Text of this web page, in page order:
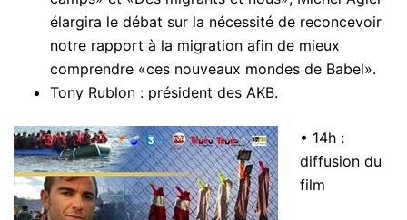
élargira le débat sur la nécessité de reconcevoir
notre rapport à la migration afin de mieux
comprendre «ces nouveaux mondes de Babel».
Tony Rublon : président des AKB.
• 14h :
diffusion du
film